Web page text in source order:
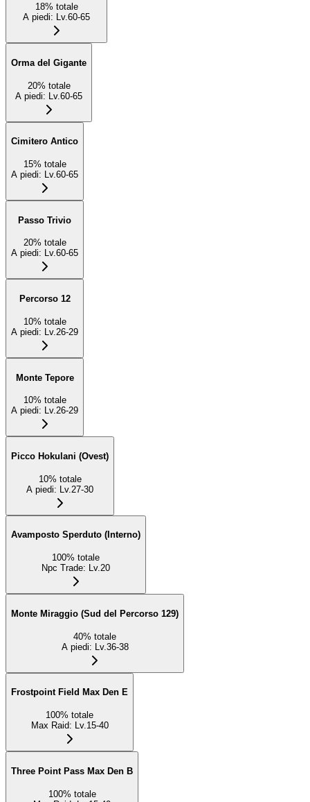
18% totale
A piedi: Lv.60-65
Orma del Gigante
20% totale
A piedi: Lv.60-65
Cimitero Antico
15% totale
A piedi: Lv.60-65
Passo Trivio
20% totale
A piedi: Lv.60-65
Percorso 12
10% totale
A piedi: Lv.26-29
Monte Tepore
10% totale
A piedi: Lv.26-29
Picco Hokulani (Ovest)
10% totale
A piedi: Lv.27-30
Avamposto Sperduto (Interno)
100% totale
Npc Trade: Lv.20
Monte Miraggio (Sud del Percorso 129)
40% totale
A piedi: Lv.36-38
Frostpoint Field Max Den E
100% totale
Max Raid: Lv.15-40
Three Point Pass Max Den B
100% totale